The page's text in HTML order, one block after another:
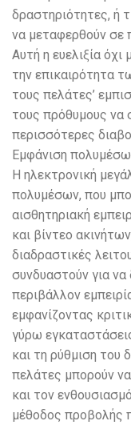
δραστηριότητες, ή
να μεταφερθούν σε
Αυτή η ευελιξία όχι
την επικαιρότητα
τους πελάτες’
τους πρόθυμους να
περισσότερες
Εμφάνιση
Η ηλεκτρονική
πολυμέσων, που
αισθητηριακή
και βίντεο
διαδραστικές
συνδυαστούν για
περιβάλλον
εμφανίζοντας
γύρω
και τη ρύθμιση του
πελάτες μπορούν
και τον
μέθοδος προβολής